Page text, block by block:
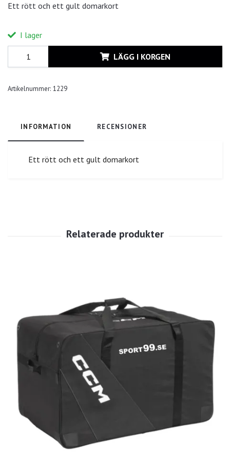
Ett rött och ett gult domarkort
I lager
LÄGG I KORGEN
Artikelnummer: 1229
INFORMATION RECENSIONER
Ett rött och ett gult domarkort